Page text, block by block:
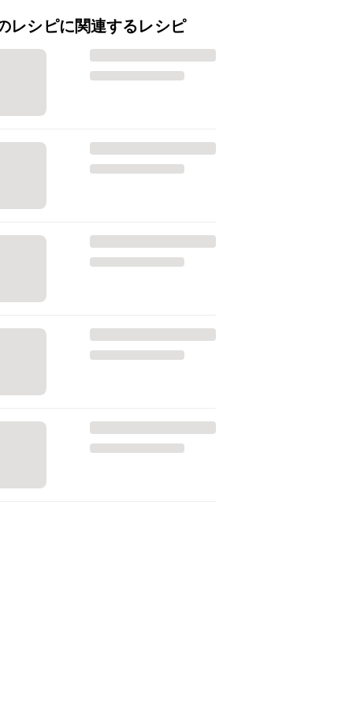
レシピに関連するレシピ